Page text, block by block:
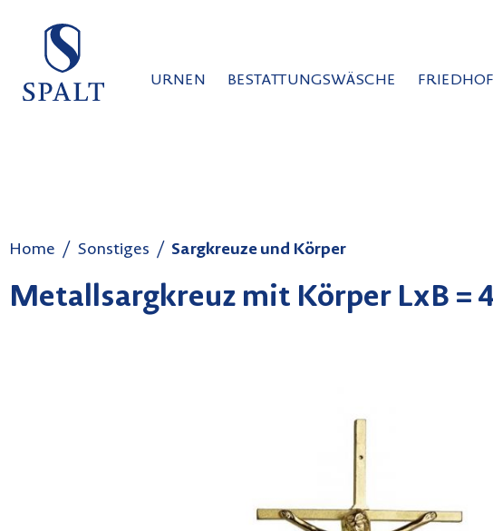
springen
Zur Suche springen
Zur Hauptnavigation springen
URNEN BESTATTUNGSWÄSCHE
Home Sonstiges Sargkreuze und Körper
Metallsargkreuz mit Körper LxB =